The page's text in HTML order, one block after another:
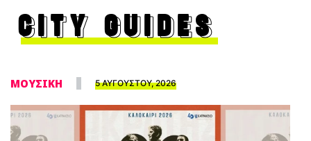
CITY GUIDES
ΜΟΥΣΙΚΗ 5 ΑΥΓΟΥΣΤΟΥ, 2026